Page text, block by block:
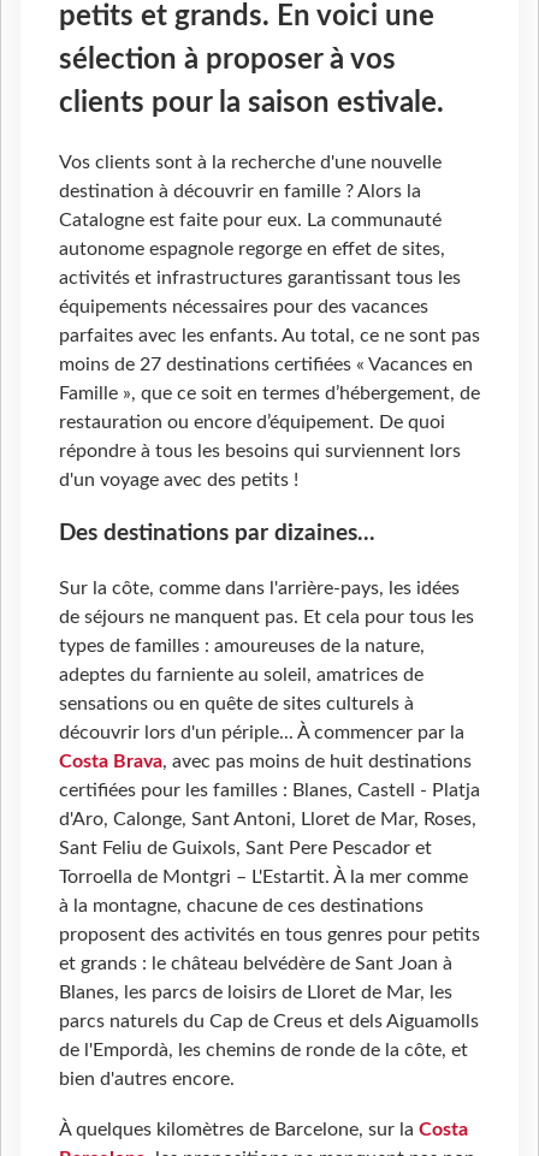
petits et grands. En voici une
sélection à proposer à vos
clients pour la saison estivale.
Vos clients sont à la recherche d'une nouvelle
destination à découvrir en famille ? Alors la
Catalogne est faite pour eux. La communauté
autonome espagnole regorge en effet de sites,
activités et infrastructures garantissant tous les
équipements nécessaires pour des vacances
parfaites avec les enfants. Au total, ce ne sont pas
moins de 27 destinations certifiées « Vacances en
Famille », que ce soit en termes d’hébergement, de
restauration ou encore d’équipement. De quoi
répondre à tous les besoins qui surviennent lors
d'un voyage avec des petits !
Des destinations par dizaines...
Sur la côte, comme dans l'arrière-pays, les idées
de séjours ne manquent pas. Et cela pour tous les
types de familles : amoureuses de la nature,
adeptes du farniente au soleil, amatrices de
sensations ou en quête de sites culturels à
découvrir lors d'un périple... À commencer par la
Costa Brava, avec pas moins de huit destinations
certifiées pour les familles : Blanes, Castell - Platja
d'Aro, Calonge, Sant Antoni, Lloret de Mar, Roses,
Sant Feliu de Guixols, Sant Pere Pescador et
Torroella de Montgri – L'Estartit. À la mer comme
à la montagne, chacune de ces destinations
proposent des activités en tous genres pour petits
et grands : le château belvédère de Sant Joan à
Blanes, les parcs de loisirs de Lloret de Mar, les
parcs naturels du Cap de Creus et dels Aiguamolls
de l'Empordà, les chemins de ronde de la côte, et
bien d'autres encore.
À quelques kilomètres de Barcelone, sur la Costa